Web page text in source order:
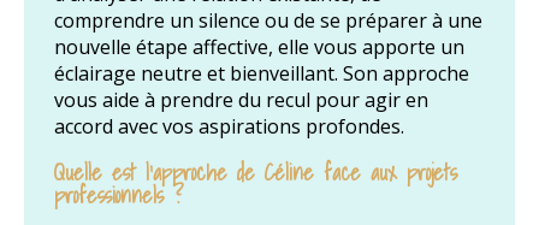
comprendre un silence ou de se préparer à une
nouvelle étape affective, elle vous apporte un
éclairage neutre et bienveillant. Son approche
vous aide à prendre du recul pour agir en
accord avec vos aspirations profondes.
Quelle est l'approche de Céline face aux projets
professionnels ?